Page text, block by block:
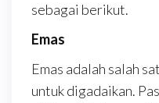
sebagai berikut.
Emas
Emas adalah salah
untuk digadaikan.